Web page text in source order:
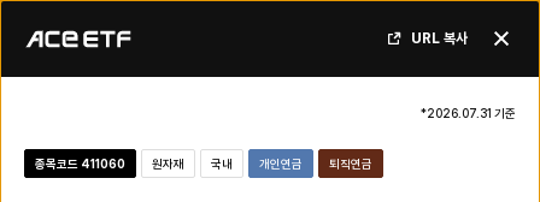
URL 복사 닫기
종목코드 411060 원자재 국내 개인연금 퇴직연금
*2026.07.31 기준
한국투자 ACE ETF > 상품정보 > 요약보고서